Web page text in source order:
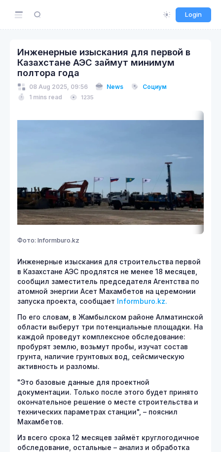
Login
Инженерные изыскания для первой в
Казахстане АЭС займут минимум
полтора года
08 Aug 2025, 09:56 News
Социум
1 mins read
1235
Фото: Informburo.kz
Инженерные изыскания для строительства первой
в Казахстане АЭС продлятся не менее 18 месяцев,
сообщил заместитель председателя Агентства по
атомной энергии Асет Махамбетов на церемонии
запуска проекта, сообщает
Informburo.kz.
По его словам, в Жамбылском районе Алматинской
области выберут три потенциальные площадки. На
каждой проведут комплексное обследование:
пробурят землю, возьмут пробы, изучат состав
грунта, наличие грунтовых вод, сейсмическую
активность и разломы.
"Это базовые данные для проектной
документации. Только после этого будет принято
окончательное решение о месте строительства и
технических параметрах станции", – пояснил
Махамбетов.
Из всего срока 12 месяцев займёт круглогодичное
обследование, остальные – анализ и обработка